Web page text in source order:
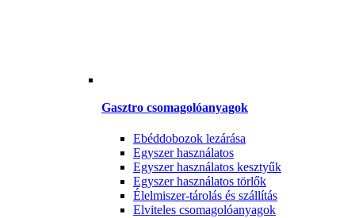
Gasztro csomagolóanyagok
Ebéddobozok lezárása
Egyszer használatos
Egyszer használatos kesztyűk
Egyszer használatos törlők
Élelmiszer-tárolás és szállítás
Elviteles csomagolóanyagok